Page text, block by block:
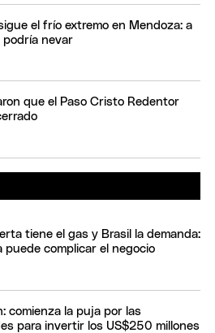
el frío extremo en Mendoza: a
podría nevar
que el Paso Cristo Redentor
tiene el gas y Brasil la demanda:
puede complicar el negocio
comienza la puja por las
para invertir los US$250 millones